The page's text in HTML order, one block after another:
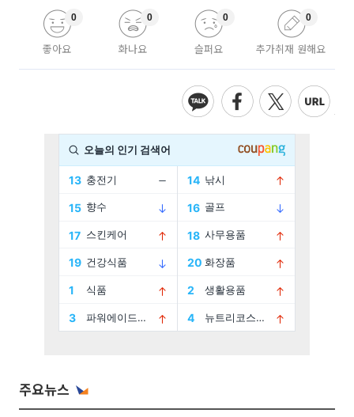
좋아요
0
화나요
0
슬퍼요
0
추가취재 원해요
0
주요뉴스